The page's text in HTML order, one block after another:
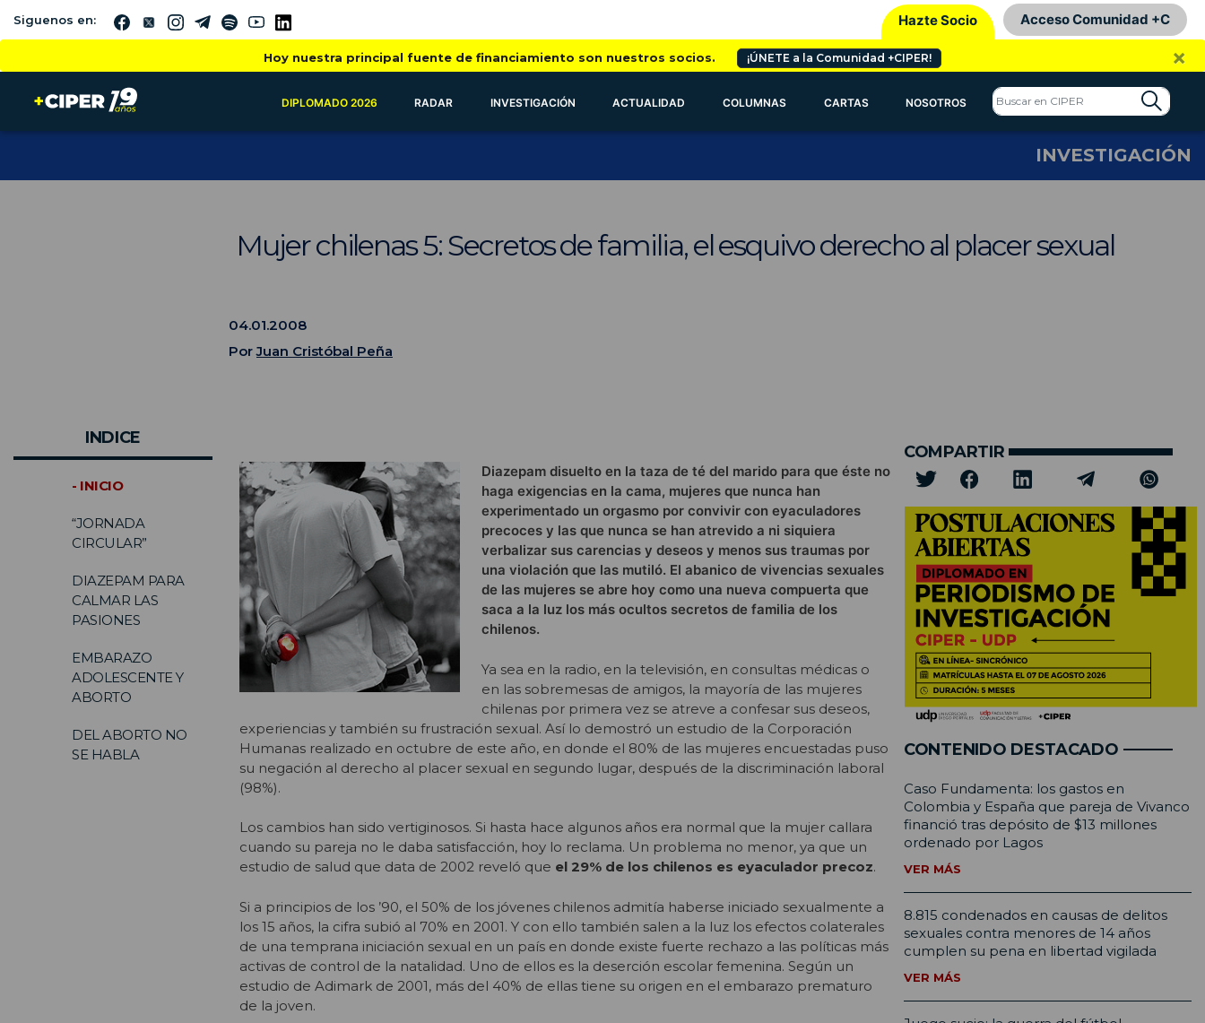
Siguenos en: Hazte Socio Acceso Comunidad +C
Hoy nuestra principal fuente de financiamiento son nuestros socios. ¡ÚNETE a la Comunidad +CIPER! ×
DIPLOMADO 2026 RADAR INVESTIGACIÓN ACTUALIDAD COLUMNAS CARTAS NOSOTROS
INVESTIGACIÓN
Mujer chilenas 5: Secretos de familia, el esquivo derecho al placer sexual
04.01.2008
PorJuan Cristóbal Peña
INDICE
- INICIO
“JORNADA
CIRCULAR”
DIAZEPAM PARA
CALMAR LAS
PASIONES
EMBARAZO
ADOLESCENTE Y
ABORTO
DEL ABORTO NO
SE HABLA
Diazepam disuelto en la taza de té del marido para que éste no
haga exigencias en la cama, mujeres que nunca han
experimentado un orgasmo por convivir con eyaculadores
precoces y las que nunca se han atrevido a ni siquiera
verbalizar sus carencias y deseos y menos sus traumas por
una violación que las mutiló. El abanico de vivencias sexuales
de las mujeres se abre hoy como una nueva compuerta que
saca a la luz los más ocultos secretos de familia de los
chilenos.
Ya sea en la radio, en la televisión, en consultas médicas o
en las sobremesas de amigos, la mayoría de las mujeres
chilenas por primera vez se atreve a confesar sus deseos,
experiencias y también su frustración sexual. Así lo demostró un estudio de la Corporación
Humanas realizado en octubre de este año, en donde el 80% de las mujeres encuestadas puso
su negación al derecho al placer sexual en segundo lugar, después de la discriminación laboral
(98%).
Los cambios han sido vertiginosos. Si hasta hace algunos años era normal que la mujer callara
cuando su pareja no le daba satisfacción, hoy lo reclama. Un problema no menor, ya que un
estudio de salud que data de 2002 reveló que el 29% de los chilenos es eyaculador precoz.
Si a principios de los ’90, el 50% de los jóvenes chilenos admitía haberse iniciado sexualmente a
los 15 años, la cifra subió al 70% en 2001. Y con ello también salen a la luz los efectos colaterales
de una temprana iniciación sexual en un país en donde existe fuerte rechazo a las políticas más
activas de control de la natalidad. Uno de ellos es la deserción escolar femenina. Según un
estudio de Adimark de 2001, más del 40% de ellas tiene su origen en el embarazo prematuro
de la joven.
COMPARTIR
CONTENIDO DESTACADO
Caso Fundamenta: los gastos en
Colombia y España que pareja de Vivanco
financió tras depósito de $13 millones
ordenado por Lagos
VER MÁS
8.815 condenados en causas de delitos
sexuales contra menores de 14 años
cumplen su pena en libertad vigilada
VER MÁS